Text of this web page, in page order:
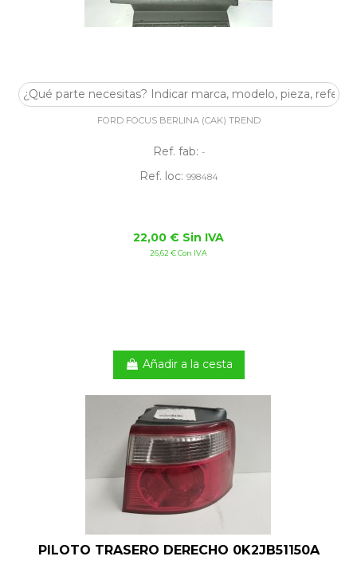
FORD FOCUS BERLINA (CAK) TREND
Ref. fab: -
Ref. loc: 998484
22,00 € Sin IVA
26,62 € Con IVA
Añadir a la cesta
PILOTO TRASERO DERECHO 0K2JB51150A